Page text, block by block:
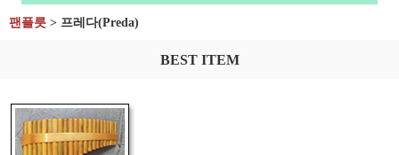
팬플릇 > 프레다(Preda)
BEST ITEM